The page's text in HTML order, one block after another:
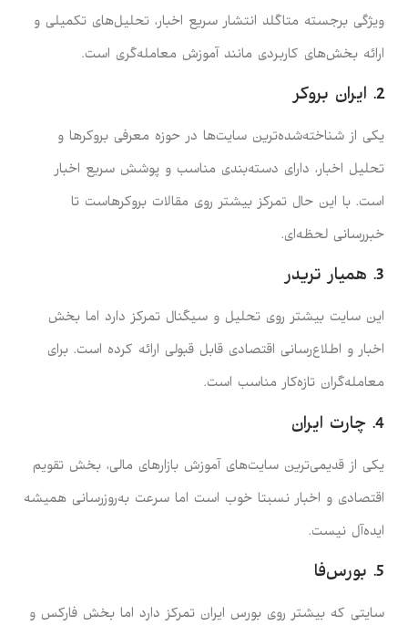
ویژگی برجسته متاگلد انتشار سریع اخبار، تحلیل‌های تکمیلی و
ارائه بخش‌های کاربردی مانند آموزش معامله‌گری است.
2. ایران بروکر
یکی از شناخته‌شده‌ترین سایت‌ها در حوزه معرفی بروکرها و
تحلیل اخبار، دارای دسته‌بندی مناسب و پوشش سریع اخبار
است. با این حال تمرکز بیشتر روی مقالات بروکرهاست تا
خبررسانی لحظه‌ای.
3. همیار تریدر
این سایت بیشتر روی تحلیل و سیگنال تمرکز دارد اما بخش
اخبار و اطلاع‌رسانی اقتصادی قابل قبولی ارائه کرده است. برای
معامله‌گران تازه‌کار مناسب است.
4. چارت ایران
یکی از قدیمی‌ترین سایت‌های آموزش بازارهای مالی، بخش تقویم
اقتصادی و اخبار نسبتا خوب است اما سرعت به‌روزرسانی همیشه
ایده‌آل نیست.
5. بورس‌فا
سایتی که بیشتر روی بورس ایران تمرکز دارد اما بخش فارکس و